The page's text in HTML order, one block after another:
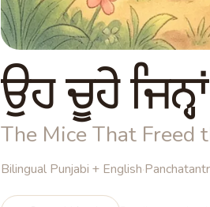
ਉਹ ਚੂਹੇ
The Mice That Freed
Bilingual Punjabi + English·